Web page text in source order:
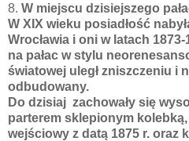
8. W miejscu dzisiejszego
W XIX wieku posiadłość
Wrocławia i oni w latach
na pałac w stylu
światowej uległ zniszczeniu i
odbudowany.
Do dzisiaj zachowały się
parterem sklepionym
wejściowy z datą 1875 r. oraz